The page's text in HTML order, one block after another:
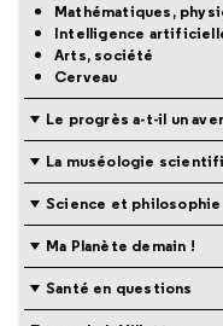
Mathématiques,
Intelligence
Arts, société
Cerveau
Le progrès a-t-il un
La muséologie
Science et philosophie
Ma Planète demain !
Santé en questions